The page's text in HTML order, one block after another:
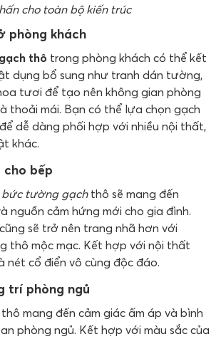
cho toàn bộ kiến trúc
phòng khách
thô trong phòng khách có thể kết
dụng bổ sung như tranh dán tường,
tươi để tạo nên không gian phòng
thoải mái. Bạn có thể lựa chọn gạch
dễ dàng phối hợp với nhiều nội thất,
khác.
cho bếp
bức tường gạchthô sẽ mang đến
nguồn cảm hứng mới cho gia đình.
sẽ trở nên trang nhã hơn với
thô mộc mạc. Kết hợp với nội thất
nét cổ điển vô cùng độc đáo.
trí phòng ngủ
mang đến cảm giác ấm áp và bình
phòng ngủ. Kết hợp với màu sắc của